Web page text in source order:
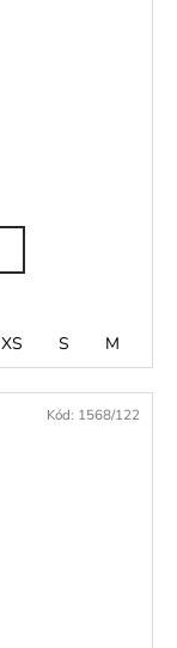
XS S M
Kód: 1568/122